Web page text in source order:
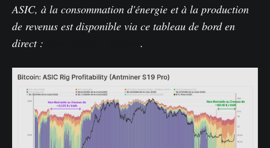
ASIC, à la consommation d'énergie et à la production
de revenus est disponible via ce tableau de bord en
direct :
.